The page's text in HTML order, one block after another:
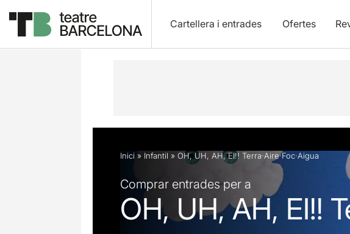
Cartellera i entrades Ofertes
Descripció Fitxa artística Fotos i vídeos Opinions
Inici » Infantil » OH, UH, AH, EI!! Terra·Aire·Foc·Aigua
Comprar entrades per a
OH, UH, AH, EI!!